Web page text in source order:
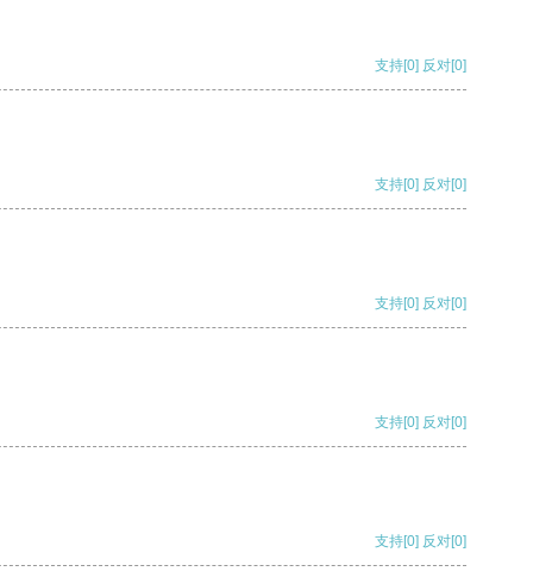
支持[0] 反对[0]
支持[0] 反对[0]
支持[0] 反对[0]
支持[0] 反对[0]
支持[0] 反对[0]